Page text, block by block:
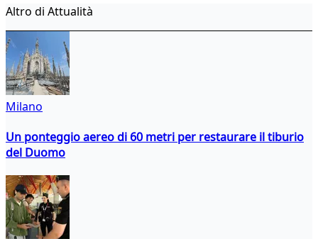
Altro di Attualità
Milano
Un ponteggio aereo di 60 metri per restaurare il tiburio
del Duomo